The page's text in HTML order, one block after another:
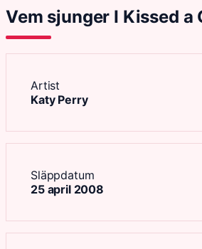
Vem sjunger I Kissed
Artist
Katy Perry
Släppdatum
25 april 2008